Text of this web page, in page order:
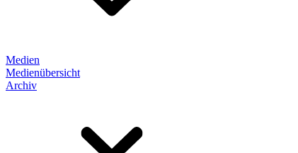
Medien
Medienübersicht
Archiv